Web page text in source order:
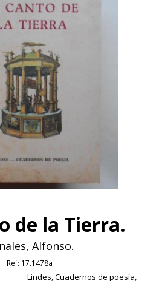
de la Tierra.
Alfonso.
Ref: 17.1478a
Lindes, Cuadernos de poesía,